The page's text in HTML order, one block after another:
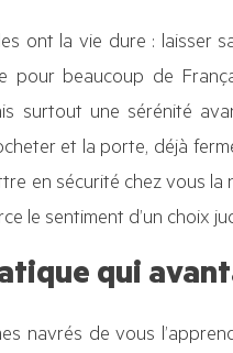
ont la vie dure : laisser
pour beaucoup de
surtout une sérénité
et la porte, déjà
en sécurité chez vous la
le sentiment d’un choix
qui
navrés de vous